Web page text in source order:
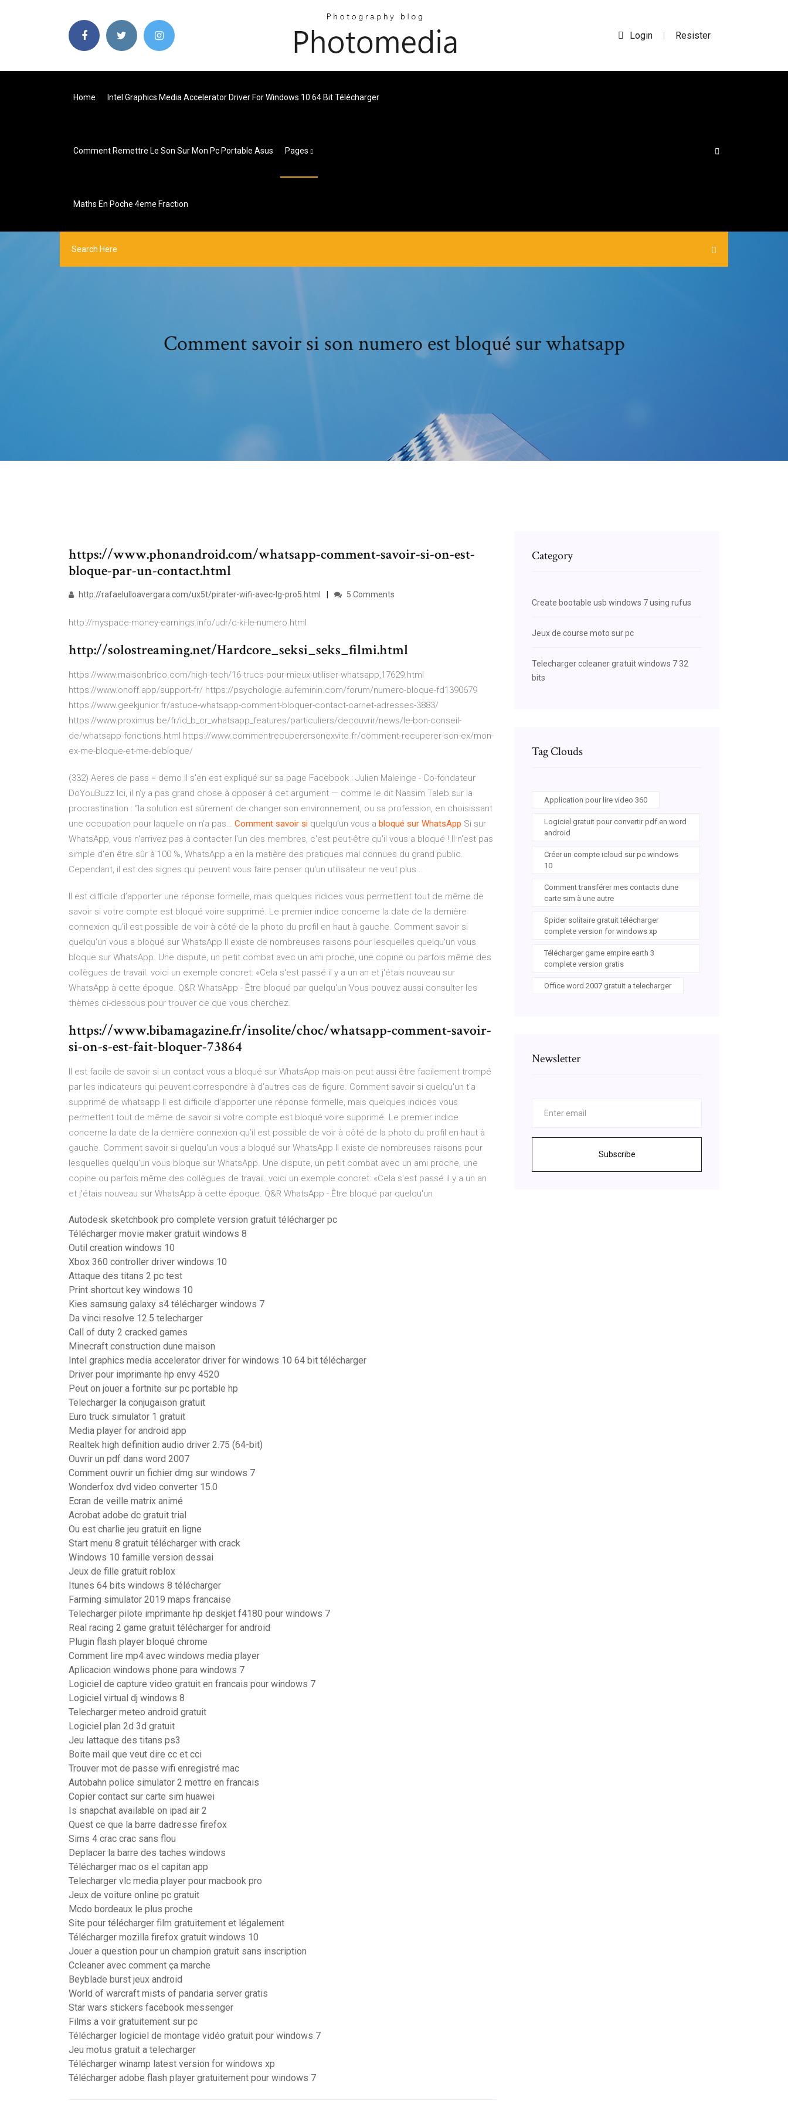
Login | Resister
Home Intel Graphics Media Accelerator Driver For Windows 10 64 Bit Télécharger
Comment Remettre Le Son Sur Mon Pc Portable Asus Pages
Maths En Poche 4eme Fraction
Comment savoir si son numero est bloqué sur whatsapp
https://www.phonandroid.com/whatsapp-comment-savoir-si-on-est-
bloque-par-un-contact.html
http://rafaelulloavergara.com/ux5t/pirater-wifi-avec-lg-pro5.html 5 Comments
http://myspace-money-earnings.info/udr/c-ki-le-numero.html
http://solostreaming.net/Hardcore_seksi_seks_filmi.html
https://www.maisonbrico.com/high-tech/16-trucs-pour-mieux-utiliser-whatsapp,17629.html
https://www.onoff.app/support-fr/ https://psychologie.aufeminin.com/forum/numero-bloque-fd1390679
https://www.geekjunior.fr/astuce-whatsapp-comment-bloquer-contact-carnet-adresses-3883/
https://www.proximus.be/fr/id_b_cr_whatsapp_features/particuliers/decouvrir/news/le-bon-conseil-
de/whatsapp-fonctions.html https://www.commentrecuperersonexvite.fr/comment-recuperer-son-ex/mon-
ex-me-bloque-et-me-debloque/
(332) Aeres de pass = demo Il s'en est expliqué sur sa page Facebook : Julien Maleinge - Co-fondateur
DoYouBuzz Ici, il n’y a pas grand chose à opposer à cet argument — comme le dit Nassim Taleb sur la
procrastination : “la solution est sûrement de changer son environnement, ou sa profession, en choisissant
une occupation pour laquelle on n’a pas… Comment savoir si quelqu'un vous a bloqué sur WhatsApp Si sur
WhatsApp, vous n'arrivez pas à contacter l'un des membres, c'est peut-être qu'il vous a bloqué ! Il n'est pas
simple d'en être sûr à 100 %, WhatsApp a en la matière des pratiques mal connues du grand public.
Cependant, il est des signes qui peuvent vous faire penser qu'un utilisateur ne veut plus...
Il est difficile d’apporter une réponse formelle, mais quelques indices vous permettent tout de même de
savoir si votre compte est bloqué voire supprimé. Le premier indice concerne la date de la dernière
connexion qu’il est possible de voir à côté de la photo du profil en haut à gauche. Comment savoir si
quelqu'un vous a bloqué sur WhatsApp Il existe de nombreuses raisons pour lesquelles quelqu'un vous
bloque sur WhatsApp. Une dispute, un petit combat avec un ami proche, une copine ou parfois même des
collègues de travail. voici un exemple concret: «Cela s'est passé il y a un an et j'étais nouveau sur
WhatsApp à cette époque. Q&R WhatsApp - Être bloqué par quelqu'un Vous pouvez aussi consulter les
thèmes ci-dessous pour trouver ce que vous cherchez.
https://www.bibamagazine.fr/insolite/choc/whatsapp-comment-savoir-
si-on-s-est-fait-bloquer-73864
Il est facile de savoir si un contact vous a bloqué sur WhatsApp mais on peut aussi être facilement trompé
par les indicateurs qui peuvent correspondre à d’autres cas de figure. Comment savoir si quelqu'un t'a
supprimé de whatsapp Il est difficile d’apporter une réponse formelle, mais quelques indices vous
permettent tout de même de savoir si votre compte est bloqué voire supprimé. Le premier indice
concerne la date de la dernière connexion qu’il est possible de voir à côté de la photo du profil en haut à
gauche. Comment savoir si quelqu'un vous a bloqué sur WhatsApp Il existe de nombreuses raisons pour
lesquelles quelqu'un vous bloque sur WhatsApp. Une dispute, un petit combat avec un ami proche, une
copine ou parfois même des collègues de travail. voici un exemple concret: «Cela s'est passé il y a un an
et j'étais nouveau sur WhatsApp à cette époque. Q&R WhatsApp - Être bloqué par quelqu'un
Autodesk sketchbook pro complete version gratuit télécharger pc
Télécharger movie maker gratuit windows 8
Outil creation windows 10
Xbox 360 controller driver windows 10
Attaque des titans 2 pc test
Print shortcut key windows 10
Kies samsung galaxy s4 télécharger windows 7
Da vinci resolve 12.5 telecharger
Call of duty 2 cracked games
Minecraft construction dune maison
Intel graphics media accelerator driver for windows 10 64 bit télécharger
Driver pour imprimante hp envy 4520
Peut on jouer a fortnite sur pc portable hp
Telecharger la conjugaison gratuit
Euro truck simulator 1 gratuit
Media player for android app
Realtek high definition audio driver 2.75 (64-bit)
Ouvrir un pdf dans word 2007
Comment ouvrir un fichier dmg sur windows 7
Wonderfox dvd video converter 15.0
Ecran de veille matrix animé
Acrobat adobe dc gratuit trial
Ou est charlie jeu gratuit en ligne
Start menu 8 gratuit télécharger with crack
Windows 10 famille version dessai
Jeux de fille gratuit roblox
Itunes 64 bits windows 8 télécharger
Farming simulator 2019 maps francaise
Telecharger pilote imprimante hp deskjet f4180 pour windows 7
Real racing 2 game gratuit télécharger for android
Plugin flash player bloqué chrome
Comment lire mp4 avec windows media player
Aplicacion windows phone para windows 7
Logiciel de capture video gratuit en francais pour windows 7
Logiciel virtual dj windows 8
Telecharger meteo android gratuit
Logiciel plan 2d 3d gratuit
Jeu lattaque des titans ps3
Boite mail que veut dire cc et cci
Trouver mot de passe wifi enregistré mac
Autobahn police simulator 2 mettre en francais
Copier contact sur carte sim huawei
Is snapchat available on ipad air 2
Quest ce que la barre dadresse firefox
Sims 4 crac crac sans flou
Deplacer la barre des taches windows
Télécharger mac os el capitan app
Telecharger vlc media player pour macbook pro
Jeux de voiture online pc gratuit
Mcdo bordeaux le plus proche
Site pour télécharger film gratuitement et légalement
Télécharger mozilla firefox gratuit windows 10
Jouer a question pour un champion gratuit sans inscription
Ccleaner avec comment ça marche
Beyblade burst jeux android
World of warcraft mists of pandaria server gratis
Star wars stickers facebook messenger
Films a voir gratuitement sur pc
Télécharger logiciel de montage vidéo gratuit pour windows 7
Jeu motus gratuit a telecharger
Télécharger winamp latest version for windows xp
Télécharger adobe flash player gratuitement pour windows 7
Category
Create bootable usb windows 7 using rufus
Jeux de course moto sur pc
Telecharger ccleaner gratuit windows 7 32
bits
Tag Clouds
Application pour lire video 360
Logiciel gratuit pour convertir pdf en word
android
Créer un compte icloud sur pc windows
10
Comment transférer mes contacts dune
carte sim à une autre
Spider solitaire gratuit télécharger
complete version for windows xp
Télécharger game empire earth 3
complete version gratis
Office word 2007 gratuit a telecharger
Newsletter
Subscribe